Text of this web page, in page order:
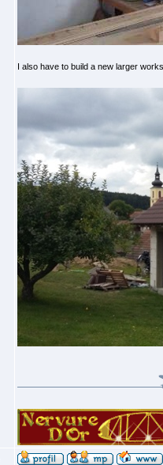
I also have to build a new larger